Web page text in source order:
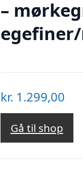
–
kr. 1.299,00
Gå til shop